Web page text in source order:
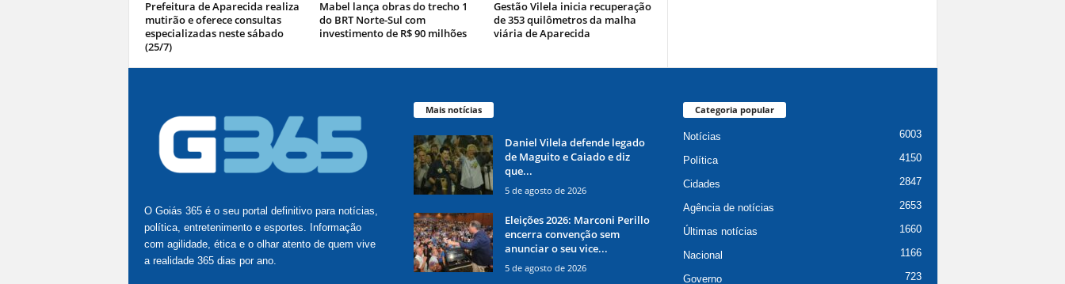
Prefeitura de Aparecida realiza
mutirão e oferece consultas
especializadas neste sábado
(25/7)
Mabel lança obras do trecho 1
do BRT Norte-Sul com
investimento de R$ 90 milhões
Gestão Vilela inicia recuperação
de 353 quilômetros da malha
viária de Aparecida
O Goiás 365 é o seu portal definitivo para notícias,
política, entretenimento e esportes. Informação
com agilidade, ética e o olhar atento de quem vive
a realidade 365 dias por ano.
Mais notícias
Daniel Vilela defende legado
de Maguito e Caiado e diz
que...
5 de agosto de 2026
Eleições 2026: Marconi Perillo
encerra convenção sem
anunciar o seu vice...
5 de agosto de 2026
Categoria popular
Notícias 6003
Política 4150
Cidades 2847
Agência de notícias 2653
Últimas notícias 1660
Nacional 1166
Governo 723